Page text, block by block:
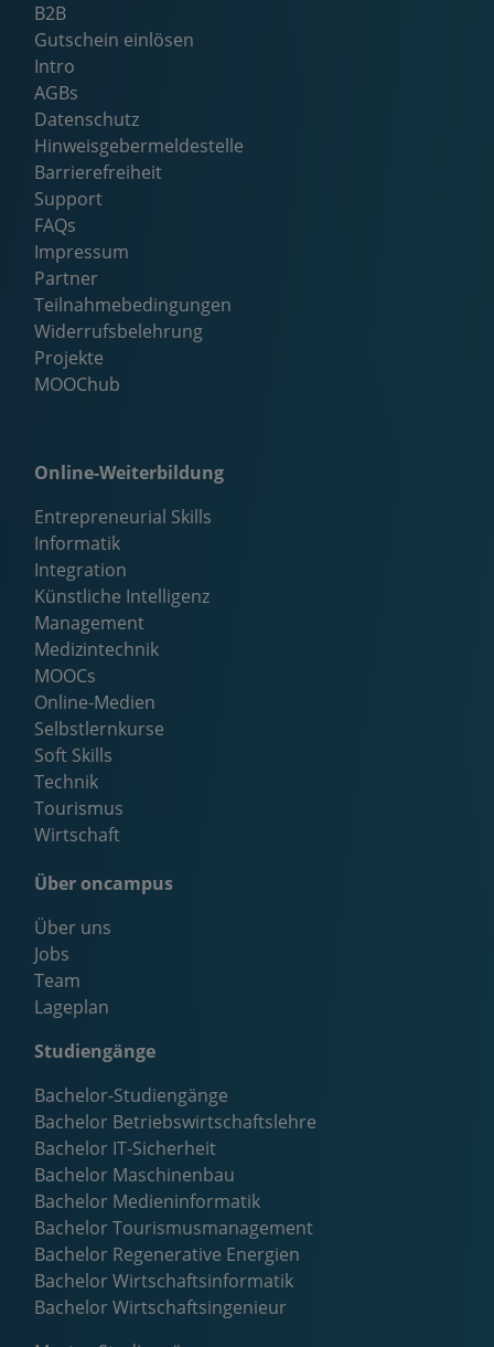
B2B
Gutschein einlösen
Intro
AGBs
Datenschutz
Hinweisgebermeldestelle
Barrierefreiheit
Support
FAQs
Impressum
Partner
Teilnahmebedingungen
Widerrufsbelehrung
Projekte
MOOChub
Online-Weiterbildung
Entrepreneurial Skills
Informatik
Integration
Künstliche Intelligenz
Management
Medizintechnik
MOOCs
Online-Medien
Selbstlernkurse
Soft Skills
Technik
Tourismus
Wirtschaft
Über oncampus
Über uns
Jobs
Team
Lageplan
Studiengänge
Bachelor-Studiengänge
Bachelor Betriebswirtschaftslehre
Bachelor IT-Sicherheit
Bachelor Maschinenbau
Bachelor Medieninformatik
Bachelor Tourismusmanagement
Bachelor Regenerative Energien
Bachelor Wirtschaftsinformatik
Bachelor Wirtschaftsingenieur